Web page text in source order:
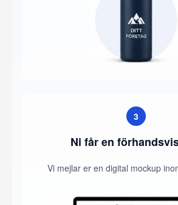
3
Ni får en
Vi mejlar er en digital mockup